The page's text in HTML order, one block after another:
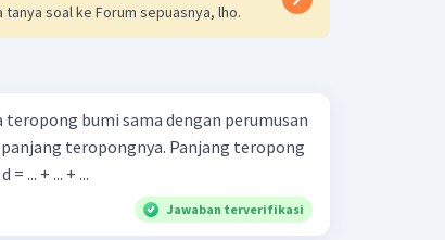
tanya soal ke Forum sepuasnya, lho.
teropong bumi sama dengan perumusan
panjang teropongnya. Panjang teropong
... + ... + ...
Jawaban terverifikasi